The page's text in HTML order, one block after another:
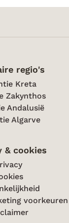
als er een
je erg veel
regio's
Kreta
Zakynthos
Andalusië
Algarve
& cookies
voorkeuren